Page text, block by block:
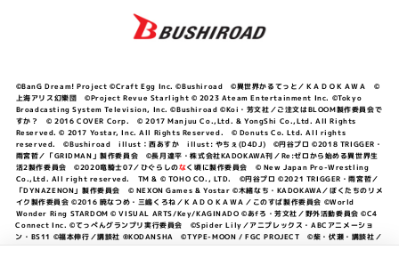
©BanG Dream! Project ©Craft Egg Inc. ©Bushiroad ©異世界かるてっと／ＫＡＤＯＫＡＷＡ ©
上海アリス幻樂団 ©Project Revue Starlight © 2023 Ateam Entertainment Inc. ©Tokyo
Broadcasting System Television, Inc. ©Bushiroad ©Koi・芳文社／ご注文はBLOOM製作委員会で
すか？ © 2016 COVER Corp. © 2017 Manjuu Co.,Ltd. & YongShi Co.,Ltd. All Rights
Reserved. © 2017 Yostar, Inc. All Rights Reserved. © Donuts Co. Ltd. All rights
reserved. ©Bushiroad illust：西あすか illust: やちぇ(D4DJ) ©円谷プロ ©2018 TRIGGER・
雨宮哲／「GRIDMAN」製作委員会 ©長月達平・株式会社KADOKAWA刊／Re:ゼロから始める異世界生
活2製作委員会 ©2020竜騎士07／ひぐらしのなく頃に製作委員会 © New Japan Pro-Wrestling
Co.,Ltd. All right reserved. TM & © TOHO CO., LTD. ©円谷プロ ©2021 TRIGGER・雨宮哲／
「DYNAZENON」製作委員会 © NEXON Games & Yostar ©木緒なち・KADOKAWA／ぼくたちのリメ
イク製作委員会 ©2016 暁なつめ・三嶋くろね／ＫＡＤＯＫＡＷＡ／このすば製作委員会 ©World
Wonder Ring STARDOM © VISUAL ARTS/Key/KAGINADO ©あfろ・芳文社／野外活動委員会 ©C4
Connect Inc. ©てっぺんグランプリ実行委員会 ©Spider Lily／アニプレックス・ABCアニメーショ
ン・BS11 ©福本伸行／講談社 ®KODANSHA ©TYPE-MOON / FGC PROJECT ©柴・伏瀬・講談社／